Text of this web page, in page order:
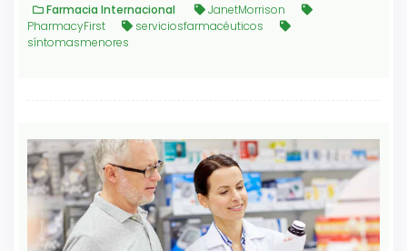
Farmacia Internacional
JanetMorrison
PharmacyFirst
serviciosfarmacéuticos
síntomasmenores